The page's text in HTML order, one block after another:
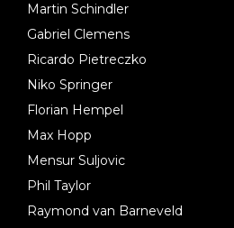
Martin Schindler
Gabriel Clemens
Ricardo Pietreczko
Niko Springer
Florian Hempel
Max Hopp
Mensur Suljovic
Phil Taylor
Raymond van Barneveld